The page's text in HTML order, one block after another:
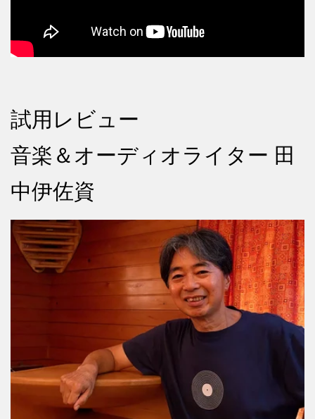
試用レビュー
音楽＆オーディオライター 田
中伊佐資